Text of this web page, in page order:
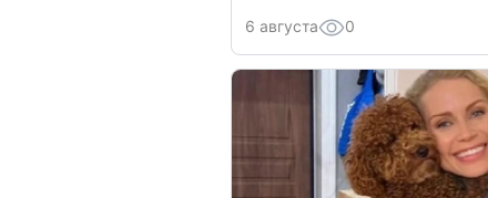
6 августа 0